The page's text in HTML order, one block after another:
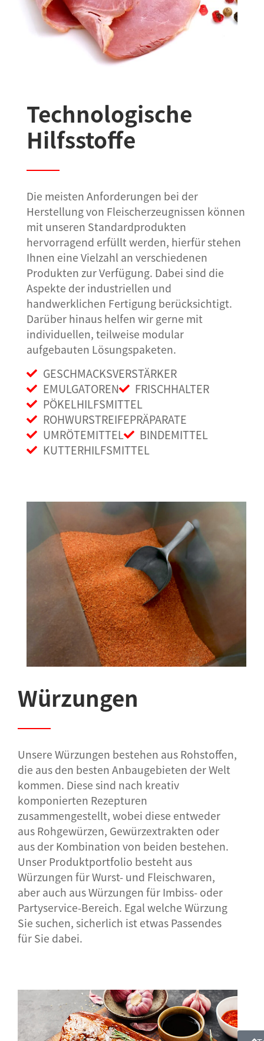
Technologische
Hilfsstoffe
Die meisten Anforderungen bei der
Herstellung von Fleischerzeugnissen können
mit unseren Standardprodukten
hervorragend erfüllt werden, hierfür stehen
Ihnen eine Vielzahl an verschiedenen
Produkten zur Verfügung. Dabei sind die
Aspekte der industriellen und
handwerklichen Fertigung berücksichtigt.
Darüber hinaus helfen wir gerne mit
individuellen, teilweise modular
aufgebauten Lösungspaketen.
GESCHMACKSVERSTÄRKER
EMULGATOREN
FRISCHHALTER
PÖKELHILFSMITTEL
ROHWURSTREIFEPRÄPARATE
UMRÖTEMITTEL
BINDEMITTEL
KUTTERHILFSMITTEL
Würzungen
Unsere Würzungen bestehen aus Rohstoffen,
die aus den besten Anbaugebieten der Welt
kommen. Diese sind nach kreativ
komponierten Rezepturen
zusammengestellt, wobei diese entweder
aus Rohgewürzen, Gewürzextrakten oder
aus der Kombination von beiden bestehen.
Unser Produktportfolio besteht aus
Würzungen für Wurst- und Fleischwaren,
aber auch aus Würzungen für Imbiss- oder
Partyservice-Bereich. Egal welche Würzung
Sie suchen, sicherlich ist etwas Passendes
für Sie dabei.